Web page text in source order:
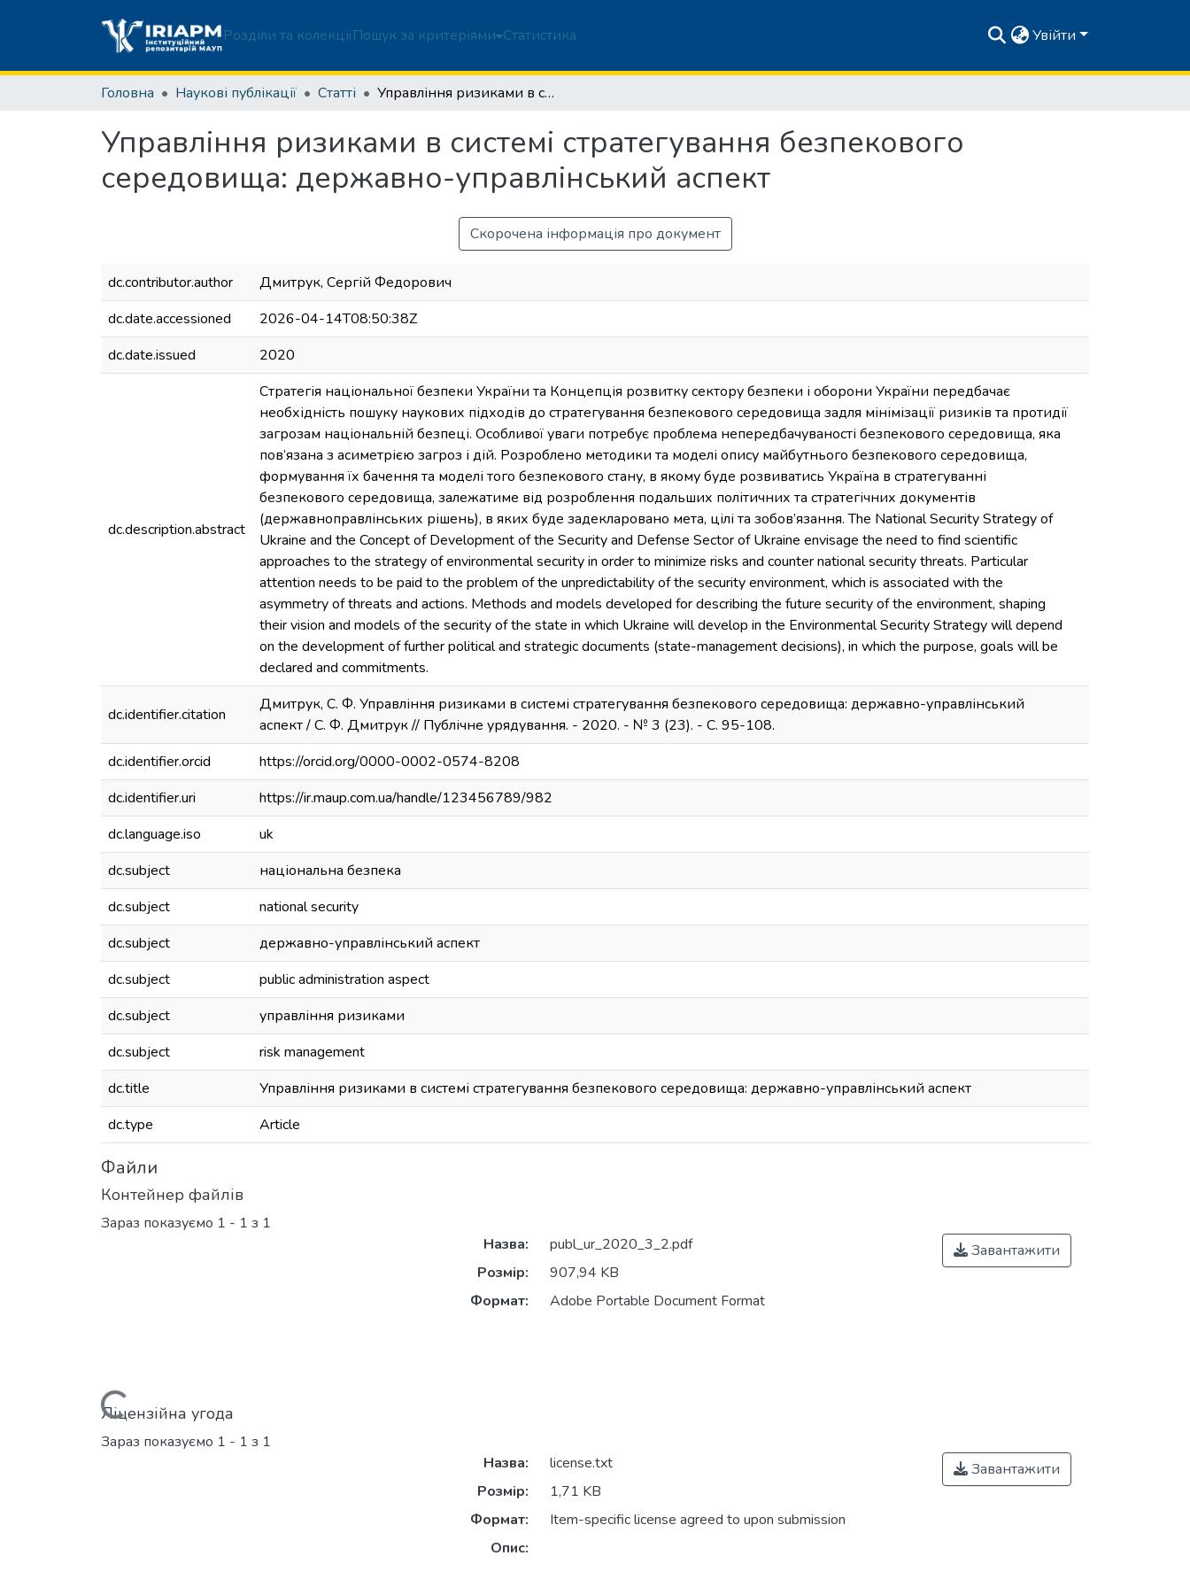
Розділи та колекціїПошук за критеріями Статистика Увійти
Головна Наукові публікації Статті Управління ризиками в системі стратегування безпекового середовища: державно-управлінський аспект
Управління ризиками в системі стратегування безпекового
середовища: державно-управлінський аспект
Скорочена інформація про документ
dc.contributor.author
Дмитрук, Сергій Федорович
dc.date.accessioned
2026-04-14T08:50:38Z
dc.date.issued
2020
dc.description.abstract
Стратегія національної безпеки України та Концепція розвитку сектору безпеки і оборони України передбачає
необхідність пошуку наукових підходів до стратегування безпекового середовища задля мінімізації ризиків та протидії
загрозам національній безпеці. Особливої уваги потребує проблема непередбачуваності безпекового середовища, яка
пов’язана з асиметрією загроз і дій. Розроблено методики та моделі опису майбутнього безпекового середовища,
формування їх бачення та моделі того безпекового стану, в якому буде розвиватись Україна в стратегуванні
безпекового середовища, залежатиме від розроблення подальших політичних та стратегічних документів
(державноправлінських рішень), в яких буде задекларовано мета, цілі та зобов’язання. The National Security Strategy of
Ukraine and the Concept of Development of the Security and Defense Sector of Ukraine envisage the need to find scientific
approaches to the strategy of environmental security in order to minimize risks and counter national security threats. Particular
attention needs to be paid to the problem of the unpredictability of the security environment, which is associated with the
asymmetry of threats and actions. Methods and models developed for describing the future security of the environment, shaping
their vision and models of the security of the state in which Ukraine will develop in the Environmental Security Strategy will depend
on the development of further political and strategic documents (state-management decisions), in which the purpose, goals will be
declared and commitments.
dc.identifier.citation
Дмитрук, С. Ф. Управління ризиками в системі стратегування безпекового середовища: державно-управлінський
аспект / С. Ф. Дмитрук // Публічне урядування. - 2020. - № 3 (23). - С. 95-108.
dc.identifier.orcid
https://orcid.org/0000-0002-0574-8208
dc.identifier.uri
https://ir.maup.com.ua/handle/123456789/982
dc.language.iso
uk
dc.subject
національна безпека
dc.subject
national security
dc.subject
державно-управлінський аспект
dc.subject
public administration aspect
dc.subject
управління ризиками
dc.subject
risk management
dc.title
Управління ризиками в системі стратегування безпекового середовища: державно-управлінський аспект
dc.type
Article
Файли
Контейнер файлів
Зараз показуємо 1 - 1 з 1
Вантажиться...
Назва:
publ_ur_2020_3_2.pdf
Розмір:
907,94 KB
Формат:
Adobe Portable Document Format
Завантажити
Ліцензійна угода
Зараз показуємо 1 - 1 з 1
Назва:
license.txt
Розмір:
1,71 KB
Формат:
Item-specific license agreed to upon submission
Опис:
Завантажити